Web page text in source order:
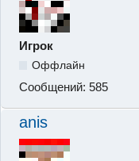
Игрок
Оффлайн
Сообщений: 585
anis